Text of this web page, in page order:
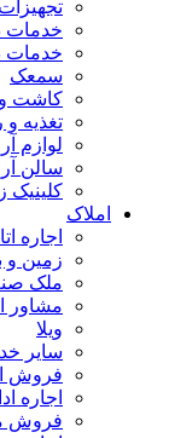
خدمات
خدمات
سمعک
کاشت و
تغذیه و
لوازم
سالن
کلینیک
املاک
اجاره
زمین و
ملک
مشاور
ویلا
سایر
فروش
اجاره
فروش